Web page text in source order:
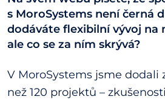
s MoroSystems není černá
dodáváte flexibilní vývoj na
ale co se za ním skrývá?
V MoroSystems jsme dodali
než 120 projektů –